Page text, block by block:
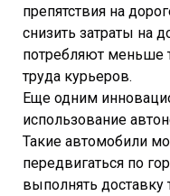
препятствия на
снизить затраты на
потребляют меньше
труда курьеров.
Еще одним
использование
Такие автомобили
передвигаться по
выполнять доставку